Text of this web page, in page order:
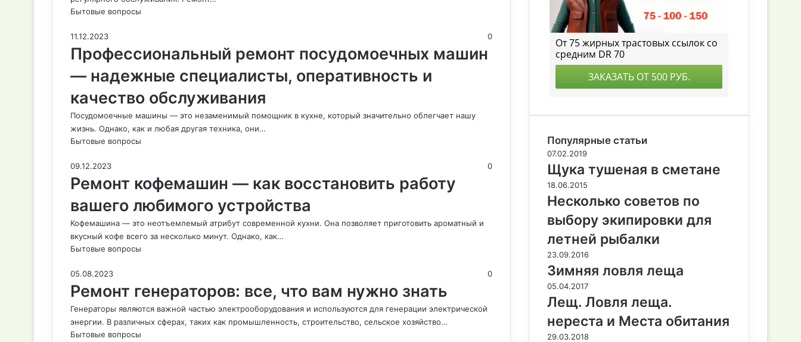
Бытовые вопросы
11.12.2023 0
Профессиональный ремонт посудомоечных машин
— надежные специалисты, оперативность и
качество обслуживания
Посудомоечные машины — это незаменимый помощник в кухне, который значительно облегчает нашу
жизнь. Однако, как и любая другая техника, они…
Бытовые вопросы
09.12.2023 0
Ремонт кофемашин — как восстановить работу
вашего любимого устройства
Кофемашина — это неотъемлемый атрибут современной кухни. Она позволяет приготовить ароматный и
вкусный кофе всего за несколько минут. Однако, как…
Бытовые вопросы
05.08.2023 0
Ремонт генераторов: все, что вам нужно знать
Генераторы являются важной частью электрооборудования и используются для генерации электрической
энергии. В различных сферах, таких как промышленность, строительство, сельское хозяйство…
Бытовые вопросы
Популярные статьи
07.02.2019
Щука тушеная в сметане
18.06.2015
Несколько советов по
выбору экипировки для
летней рыбалки
23.09.2016
Зимняя ловля леща
05.04.2017
Лещ. Ловля леща.
нереста и Места обитания
29.03.2018